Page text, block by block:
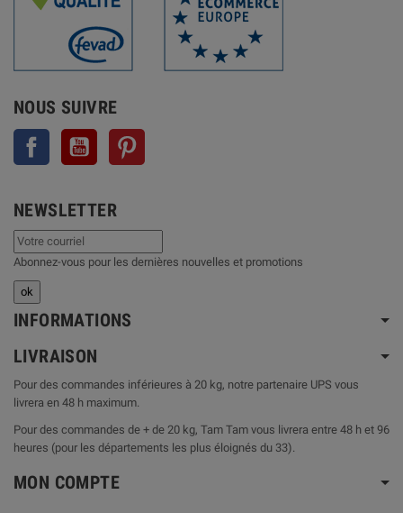
NOUS SUIVRE
Facebook YouTube
NEWSLETTER
Abonnez-vous pour les dernières nouvelles et promotions
INFORMATIONS
LIVRAISON
Pour des commandes inférieures à 20 kg, notre partenaire UPS vous
livrera en 48 h maximum.
Pour des commandes de + de 20 kg, Tam Tam vous livrera entre 48 h et 96
heures (pour les départements les plus éloignés du 33).
MON COMPTE